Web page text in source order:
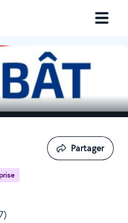
Partager
Partager